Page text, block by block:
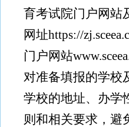
育考试院门户网站
网址https://
门户网站
对准备填报的学校
学校的地址、办学
则和相关要求，避